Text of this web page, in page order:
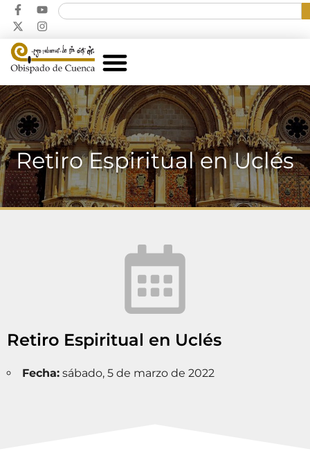
Retiro Espiritual en Uclés
Retiro Espiritual en Uclés
Fecha: sábado, 5 de marzo de 2022